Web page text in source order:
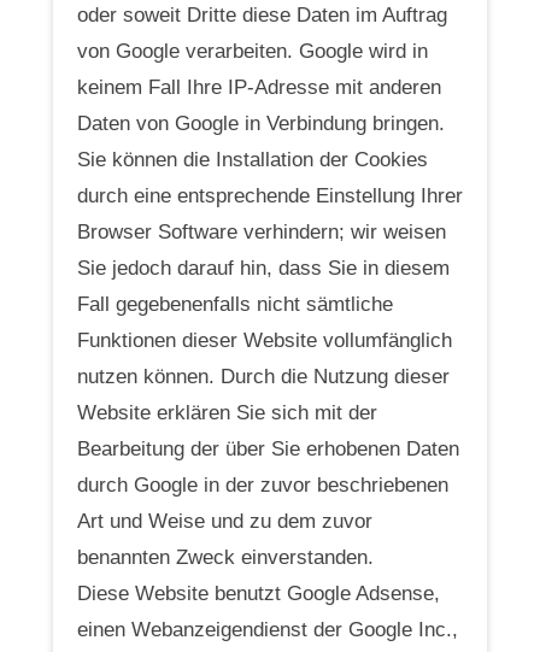
oder soweit Dritte diese Daten im Auftrag
von Google verarbeiten. Google wird in
keinem Fall Ihre IP-Adresse mit anderen
Daten von Google in Verbindung bringen.
Sie können die Installation der Cookies
durch eine entsprechende Einstellung Ihrer
Browser Software verhindern; wir weisen
Sie jedoch darauf hin, dass Sie in diesem
Fall gegebenenfalls nicht sämtliche
Funktionen dieser Website vollumfänglich
nutzen können. Durch die Nutzung dieser
Website erklären Sie sich mit der
Bearbeitung der über Sie erhobenen Daten
durch Google in der zuvor beschriebenen
Art und Weise und zu dem zuvor
benannten Zweck einverstanden.
Diese Website benutzt Google Adsense,
einen Webanzeigendienst der Google Inc.,